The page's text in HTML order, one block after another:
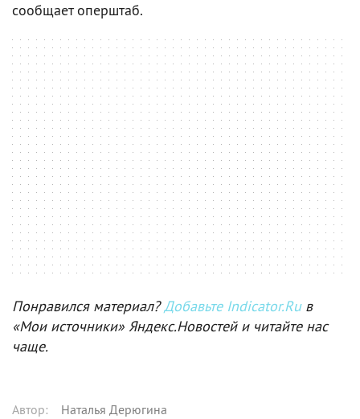
сообщает оперштаб.
Понравился материал?Добавьте Indicator.Ruв
«Мои источники» Яндекс.Новостей и читайте нас
чаще.
Автор: Наталья Дерюгина